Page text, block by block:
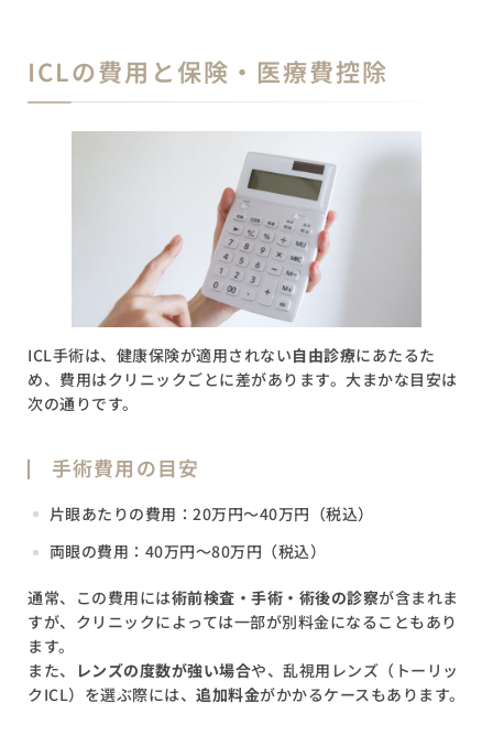
ICLの費用と保険・医療費控除
ICL手術は、健康保険が適用されない自由診療にあたるた
め、費用はクリニックごとに差があります。大まかな目安は
次の通りです。
手術費用の目安
片眼あたりの費用：20万円〜40万円（税込）
両眼の費用：40万円〜80万円（税込）
通常、この費用には術前検査・手術・術後の診察が含まれま
すが、クリニックによっては一部が別料金になることもあり
ます。
また、
レンズの度数が強い場合や、乱視用レンズ（トーリッ
クICL）を選ぶ際には、 追加料金がかかるケースもあります。